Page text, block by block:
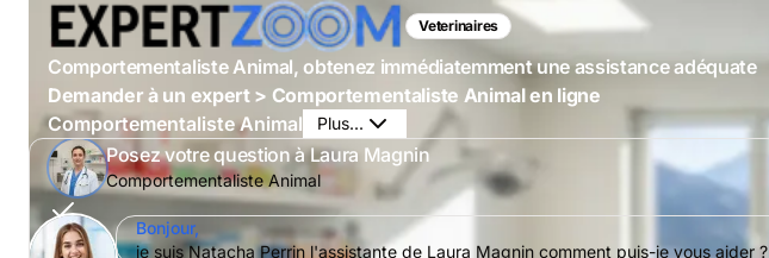
Veterinaires
Comportementaliste Animal, obtenez immédiatemment une assistance adéquate
Demander à un expert > Comportementaliste Animal en ligne
Comportementaliste Animal
Plus...
Posez votre question à Laura Magnin
Comportementaliste Animal
Bonjour,
je suis Natacha Perrin l'assistante de Laura Magnin comment puis-je vous aider ?